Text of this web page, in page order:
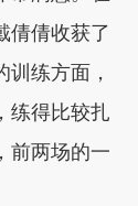
倩倩收获了
练方面，
练得比较扎
前两场的一